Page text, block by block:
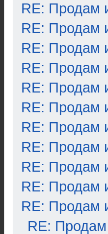
RE: Продам
RE: Продам
RE: Продам
RE: Продам
RE: Продам
RE: Продам
RE: Продам
RE: Продам
RE: Продам
RE: Продам
RE: Продам
RE: